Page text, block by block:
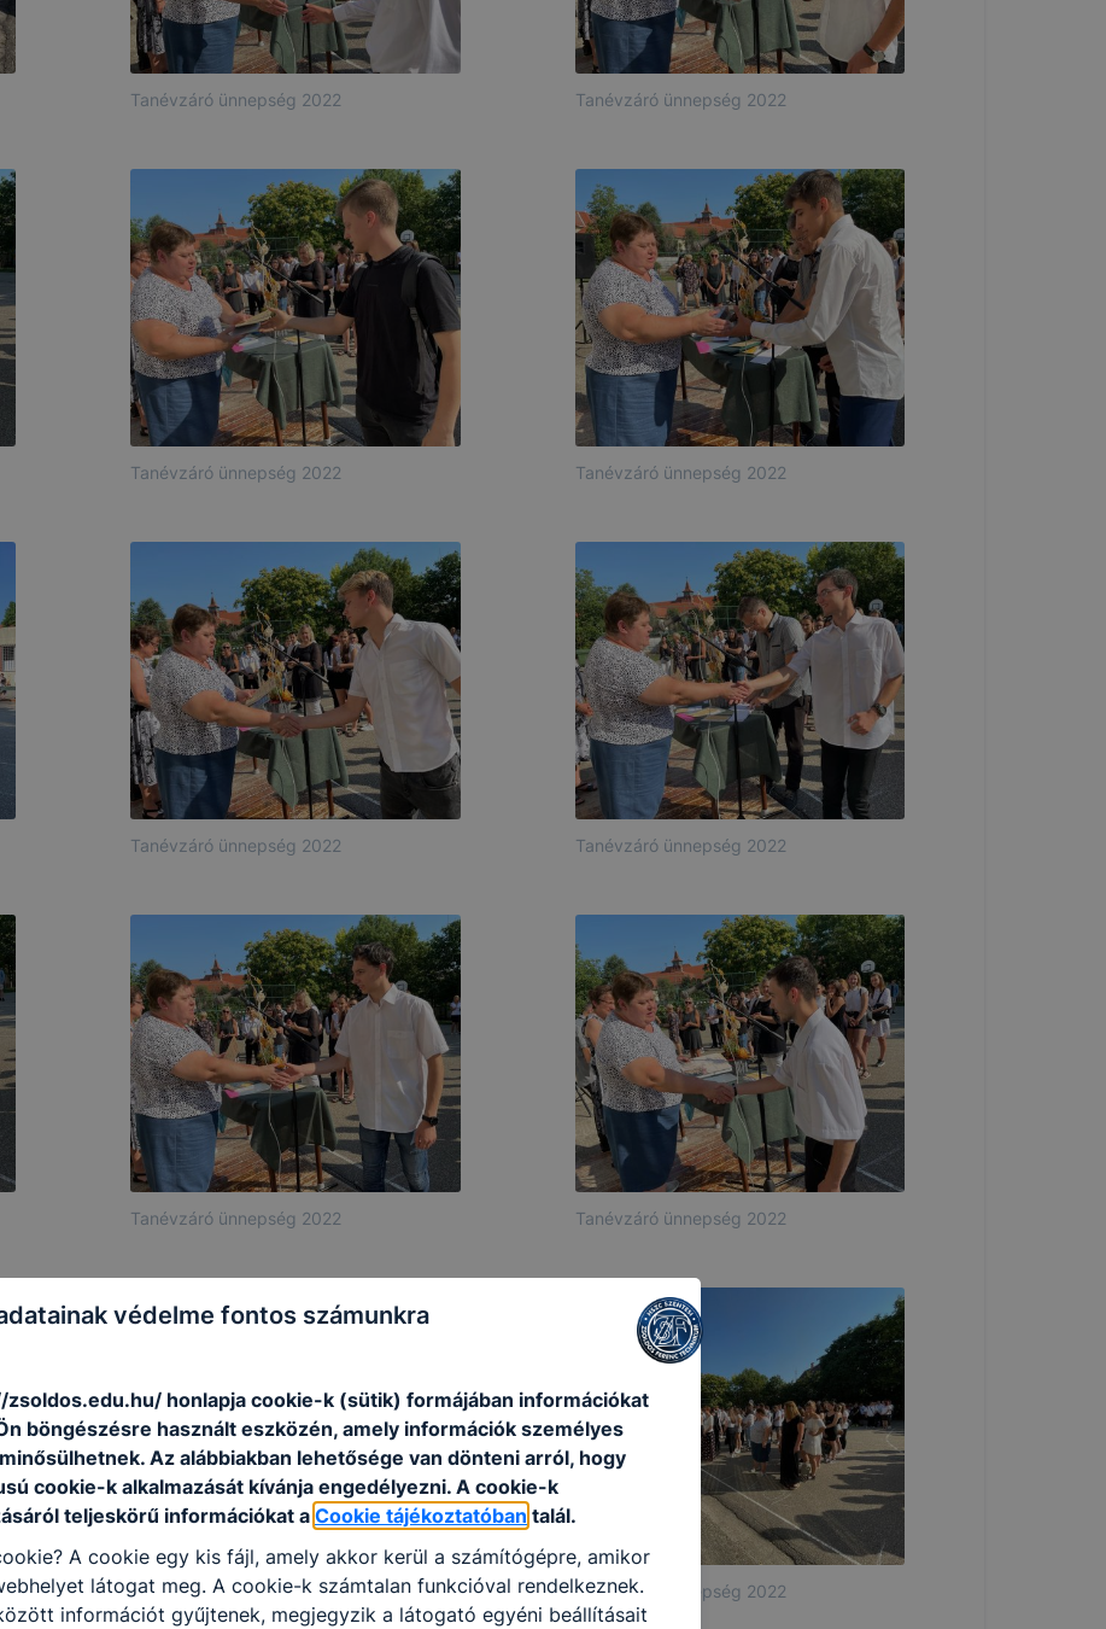
Tanévzáró ünnepség 2022 Tanévzáró ünnepség 2022
Tanévzáró ünnepség 2022 Tanévzáró ünnepség 2022
Tanévzáró ünnepség 2022 Tanévzáró ünnepség 2022
Tanévzáró ünnepség 2022 Tanévzáró ünnepség 2022
Tanévzáró ünnepség 2022 Tanévzáró ünnepség 2022
védelme fontos számunkra
honlapja cookie-k (sütik) formájában információkat
böngészésre használt eszközén, amely információk személyes
Az alábbiakban lehetősége van dönteni arról, hogy
cookie-k alkalmazását kívánja engedélyezni. A cookie-k
teljeskörű információkat aCookie tájékoztatóban talál.
A cookie egy kis fájl, amely akkor kerül a számítógépre, amikor
látogat meg. A cookie-k számtalan funkcióval rendelkeznek.
információt gyűjtenek, megjegyzik a látogató egyéni beállításait